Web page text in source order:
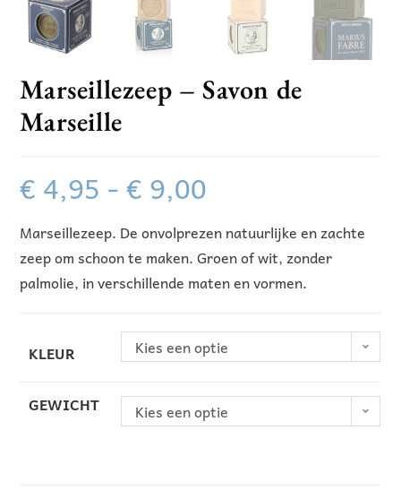
Marseillezeep – Savon de
Marseille
€ 4,95 -€ 9,00
Marseillezeep. De onvolprezen natuurlijke en zachte
zeep om schoon te maken. Groen of wit, zonder
palmolie, in verschillende maten en vormen.
KLEUR Kies een optie
GEWICHT Kies een optie